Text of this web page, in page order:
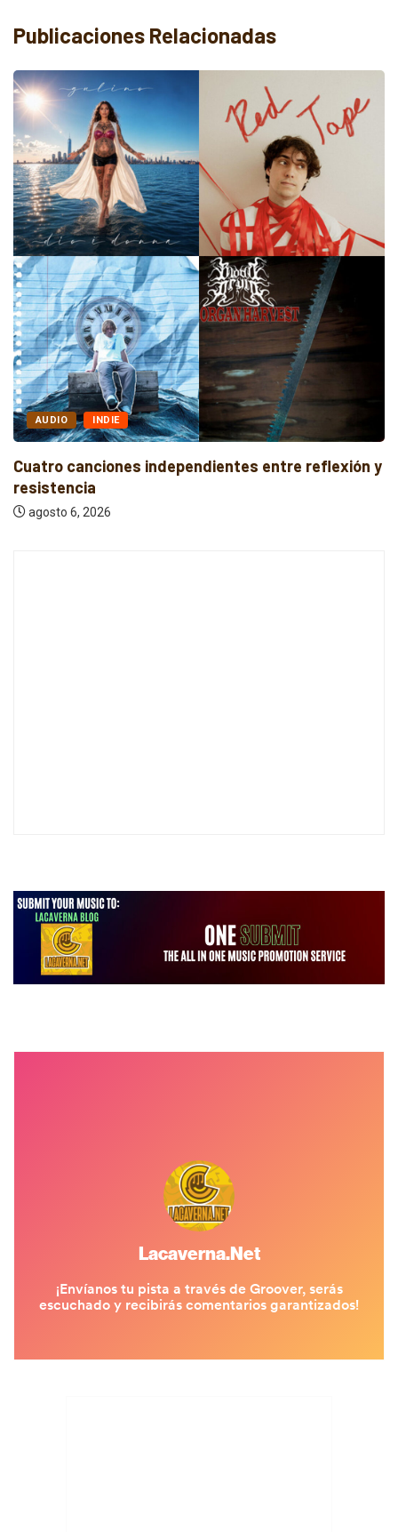
Publicaciones Relacionadas
AUDIO INDIE
Cuatro canciones independientes entre reflexión y
resistencia
agosto 6, 2026